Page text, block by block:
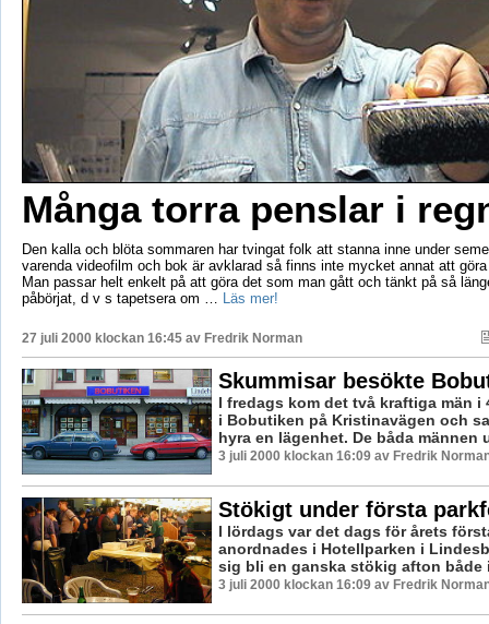
Många torra penslar i
Den kalla och blöta sommaren har tvingat folk att stanna inne under
varenda videofilm och bok är avklarad så finns inte mycket annat att göra
Man passar helt enkelt på att göra det som man gått och tänkt på så
påbörjat, d v s tapetsera om …
Läs mer!
27 juli 2000 klockan 16:45 av Fredrik Norman
Skummisar besökte
I fredags kom det två kraftiga män i
i Bobutiken på Kristinavägen och
hyra en lägenhet. De båda männen
3 juli 2000 klockan 16:09 av Fredrik
Stökigt under första
I lördags var det dags för årets
anordnades i Hotellparken i
sig bli en ganska stökig afton både
3 juli 2000 klockan 16:09 av Fredrik